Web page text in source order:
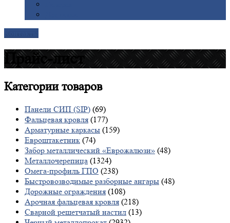
Прайс-лист
Категориитоваров
Панели СИП (SIP) (69)
Фальцевая кровля (177)
Арматурные каркасы (159)
Евроштакетник (74)
Забор металлический «Еврожалюзи» (48)
Металлочерепица (1324)
Омега-профиль ГПО (238)
Быстровозводимые разборные ангары (48)
Дорожные ограждения (108)
Арочная фальцевая кровля (218)
Сварной решетчатый настил (13)